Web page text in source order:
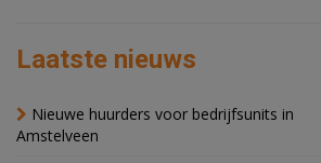
Laatste nieuws
Nieuwe huurders voor bedrijfsunits in
Amstelveen